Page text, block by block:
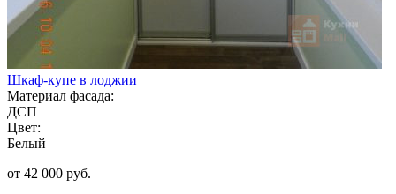
Шкаф-купе в лоджии
Материал фасада:
ДСП
Цвет:
Белый
от 42 000 руб.